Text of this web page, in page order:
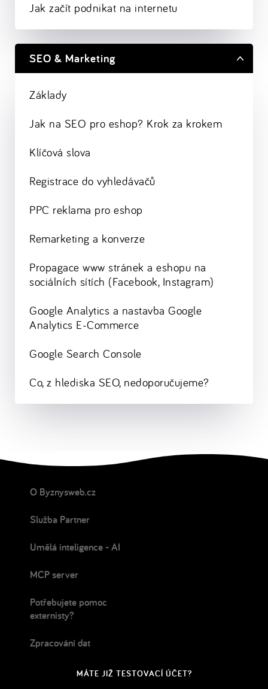
Jak začít podnikat na internetu
SEO & Marketing
Základy
Jak na SEO pro eshop? Krok za krokem
Klíčová slova
Registrace do vyhledávačů
PPC reklama pro eshop
Remarketing a konverze
Propagace www stránek a eshopu na
sociálních sítích (Facebook, Instagram)
Google Analytics a nastavba Google
Analytics E-Commerce
Google Search Console
Co, z hlediska SEO, nedoporučujeme?
O Byznysweb.cz
Služba Partner
Umělá inteligence - AI
MCP server
Potřebujete pomoc
externisty?
Zpracování dat
MÁTE JIŽ TESTOVACÍ ÚČET?